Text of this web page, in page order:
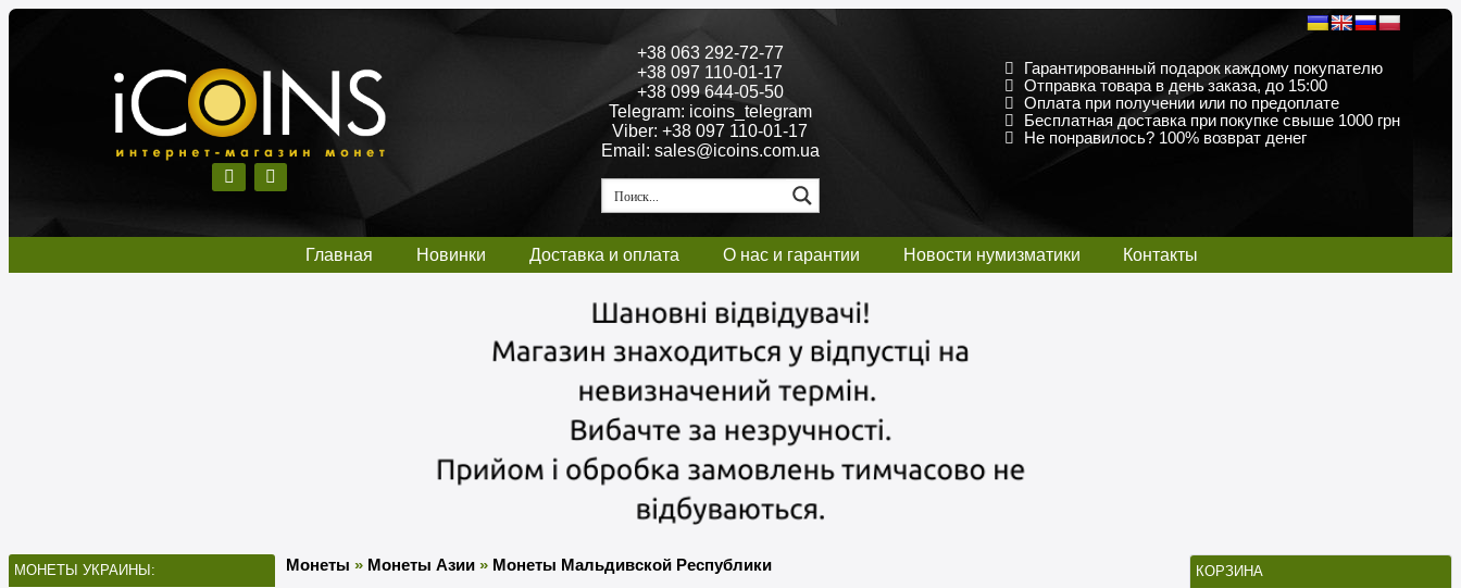
+38 063 292-72-77
+38 097 110-01-17
+38 099 644-05-50
Telegram: icoins_telegram
Viber: +38 097 110-01-17
Email: sales@icoins.com.ua
Гарантированный подарок каждому покупателю
Отправка товара в день заказа, до 15:00
Оплата при получении или по предоплате
Бесплатная доставка при покупке свыше 1000 грн
Не понравилось? 100% возврат денег
Главная Новинки Доставка и оплата О нас и гарантии Новости нумизматики Контакты
МОНЕТЫ УКРАИНЫ:
КОРЗИНА
Монеты » Монеты Азии » Монеты Мальдивской Республики